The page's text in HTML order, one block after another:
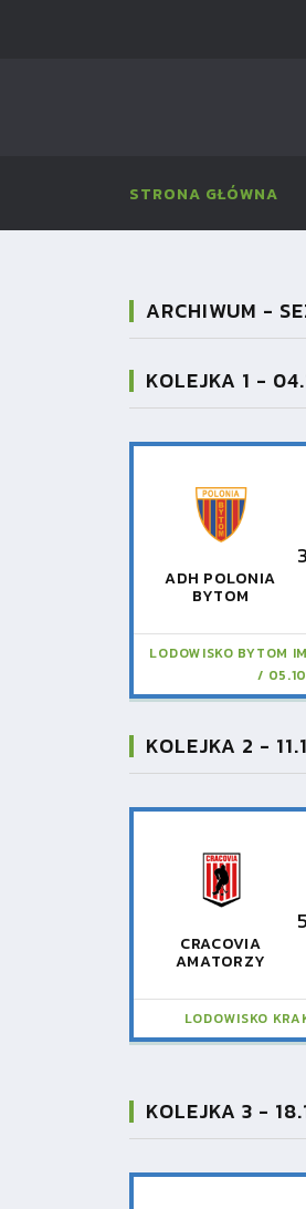
STRONA GŁÓWNA
ARCHIWUM -
KOLEJKA 1 -
ADH POLONIA
BYTOM
3
LODOWISKO BYTOM
KOLEJKA 2 -
CRACOVIA
AMATORZY
5
LODOWISKO
KOLEJKA 3 -